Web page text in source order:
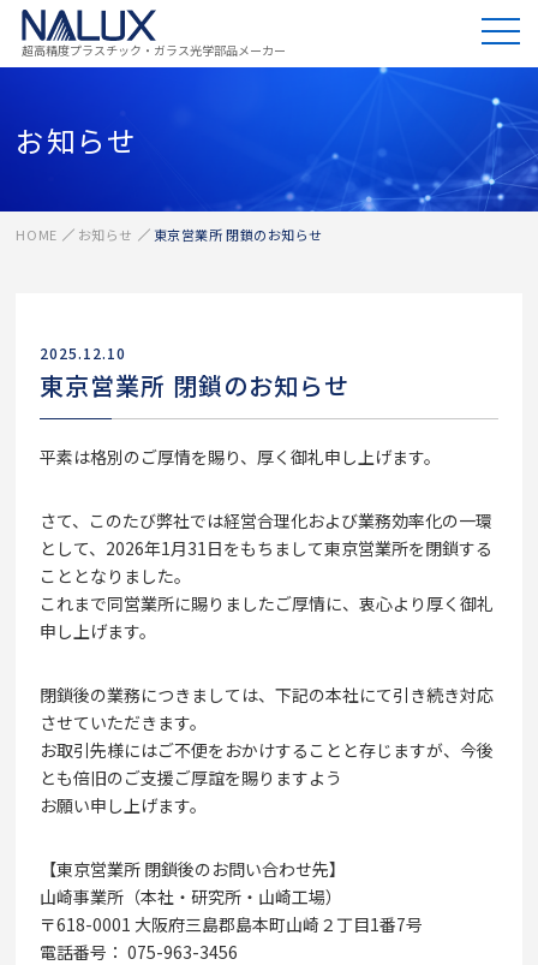
超高精度プラスチック・ガラス光学部品メーカー
お知らせ
HOME お知らせ 東京営業所 閉鎖のお知らせ
2025.12.10
東京営業所 閉鎖のお知らせ
平素は格別のご厚情を賜り、厚く御礼申し上げます。
さて、このたび弊社では経営合理化および業務効率化の一環
として、2026年1月31日をもちまして東京営業所を閉鎖する
こととなりました。
これまで同営業所に賜りましたご厚情に、衷心より厚く御礼
申し上げます。
閉鎖後の業務につきましては、下記の本社にて引き続き対応
させていただきます。
お取引先様にはご不便をおかけすることと存じますが、今後
とも倍旧のご支援ご厚誼を賜りますよう
お願い申し上げます。
【東京営業所 閉鎖後のお問い合わせ先】
山崎事業所（本社・研究所・山崎工場）
〒618-0001 大阪府三島郡島本町山崎２丁目1番7号
電話番号： 075-963-3456